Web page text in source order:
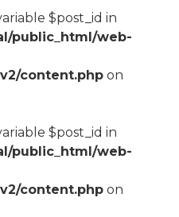
$post_id in
public_html/web-
content.phpon
$post_id in
public_html/web-
content.phpon